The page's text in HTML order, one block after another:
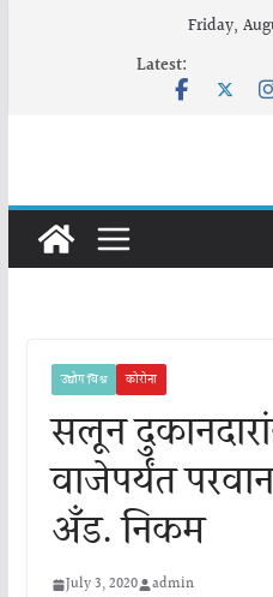
Friday,
Latest:
उद्योग विश्व कोरोना
सलून
वाजेपर्यंत
अँड. निकम
July 3, 2020 admin